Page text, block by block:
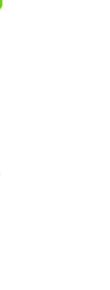
人情報保護法
止を行うこと